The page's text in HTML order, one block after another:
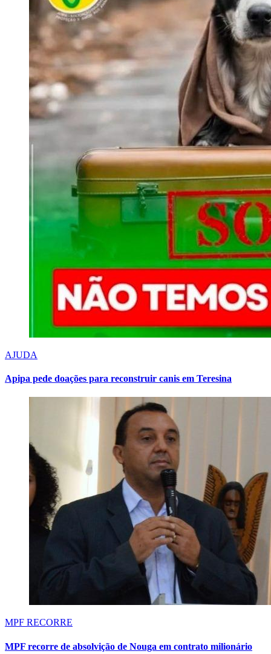
AJUDA
Apipa pede doações para reconstruir canis em Teresina
MPF RECORRE
MPF recorre de absolvição de Nouga em contrato milionário